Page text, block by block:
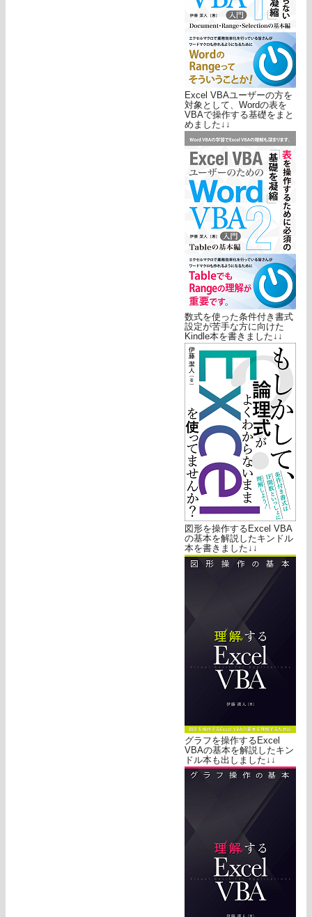
Excel VBAユーザーの方を
対象として、Wordの表を
VBAで操作する基礎をまと
めました↓↓
数式を使った条件付き書式
設定が苦手な方に向けた
Kindle本を書きました↓↓
図形を操作するExcel VBA
の基本を解説したキンドル
本を書きました↓↓
グラフを操作するExcel
VBAの基本を解説したキン
ドル本も出しました↓↓